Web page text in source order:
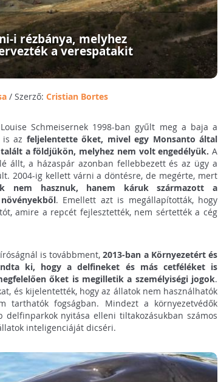
i rézbánya, melyhez
a verespatakit
/ Szerző:Cristian Bortes
Schmeisernek 1998-ban gyűlt meg a baja a
is az feljelentette őket, mivel egy Monsanto által
a földjükön, melyhez nem volt engedélyük. A
állt, a házaspár azonban fellebbezett és az ügy a
2004-ig kellett várni a döntésre, de megérte, mert
nem hasznuk, hanem káruk származott a
. Emellett azt is megállapították, hogy
amire a repcét fejlesztették, nem sértették a cég
is továbbment,2013-ban a Környezetért és
ki, hogy a delfineket és más cetféléket is
őket is megilletik a személyiségi jogok.
és kijelentették, hogy az állatok nem használhatók
tarthatók fogságban. Mindezt a környezetvédők
delfinparkok nyitása elleni tiltakozásukban számos
inteligenciáját dicséri.